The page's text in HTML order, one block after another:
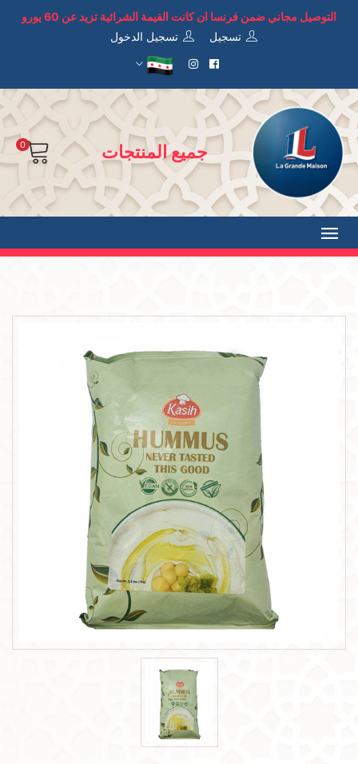
التوصيل مجاني ضمن فرنسا ان كانت القيمة الشرائية تزيد عن 60 يورو
تسجيل
تسجيل الدخول
جميع المنتجات 0